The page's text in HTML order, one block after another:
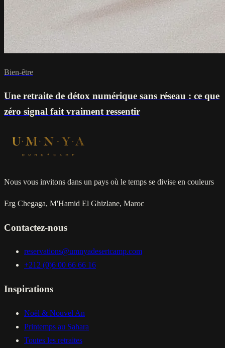
Bien-être
Une retraite de détox numérique sans réseau : ce que
zéro signal fait vraiment ressentir
Nous vous invitons dans un pays où le temps se divise en couleurs
Erg Chegaga, M'Hamid El Ghizlane, Maroc
Contactez-nous
reservations@umnyadesertcamp.com
+212 (0)6 00 66 66 16
Inspirations
Noël & Nouvel An
Printemps au Sahara
Toutes les retraites